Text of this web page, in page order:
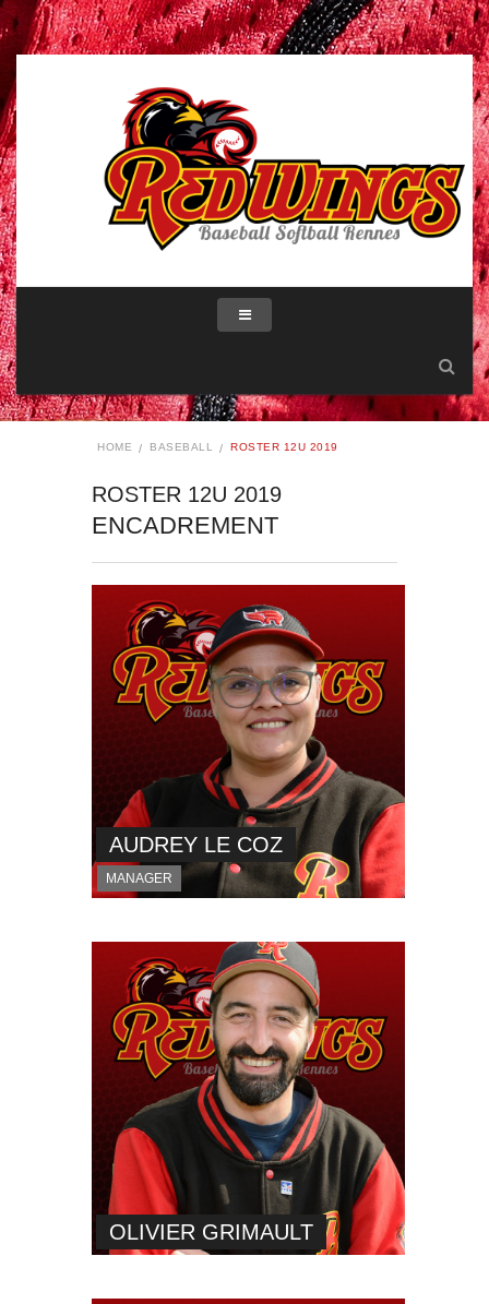
HOME BASEBALL ROSTER 12U 2019
ROSTER 12U 2019
ENCADREMENT
AUDREY LE COZ
MANAGER
OLIVIER GRIMAULT